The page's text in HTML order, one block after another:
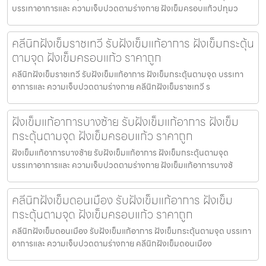
บรรเทาอาการและ ความเจ็บปวดตามร่างกาย ฝังเข็มครอบแก้วปทุมว
คลีนิกฝังเข็มราชเทวี รับฝังเข็มแก้อาการ ฝังเข็มกระตุ้น
ตามจุด ฝังเข็มครอบแก้ว ราคาถูก
คลีนิกฝังเข็มราชเทวี รับฝังเข็มแก้อาการ ฝังเข็มกระตุ้นตามจุด บรรเทา
อาการและ ความเจ็บปวดตามร่างกาย คลีนิกฝังเข็มราชเทวี ร
ฝังเข็มแก้อาการบางซ้าย รับฝังเข็มแก้อาการ ฝังเข็ม
กระตุ้นตามจุด ฝังเข็มครอบแก้ว ราคาถูก
ฝังเข็มแก้อาการบางซ้าย รับฝังเข็มแก้อาการ ฝังเข็มกระตุ้นตามจุด
บรรเทาอาการและ ความเจ็บปวดตามร่างกาย ฝังเข็มแก้อาการบางซ้
คลีนิกฝังเข็มดอนเมือง รับฝังเข็มแก้อาการ ฝังเข็ม
กระตุ้นตามจุด ฝังเข็มครอบแก้ว ราคาถูก
คลีนิกฝังเข็มดอนเมือง รับฝังเข็มแก้อาการ ฝังเข็มกระตุ้นตามจุด บรรเทา
อาการและ ความเจ็บปวดตามร่างกาย คลีนิกฝังเข็มดอนเมือง